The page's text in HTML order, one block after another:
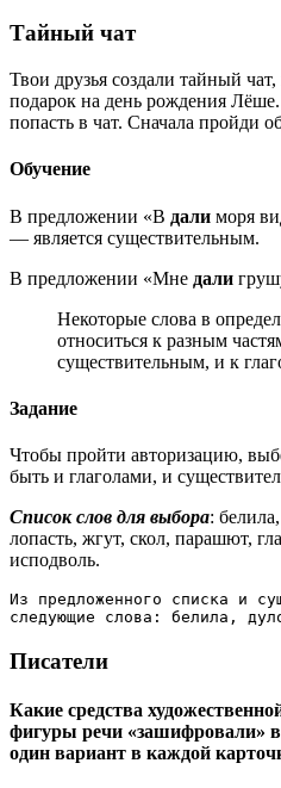
Тайный чат
Твои друзья создали тайный
подарок на день рождения
попасть в чат. Сначала пройди
Обучение
В предложении «В дали моря
— является существительным.
В предложении «Мне дали
Некоторые слова в
относиться к разным
существительным, и к
Задание
Чтобы пройти авторизацию,
быть и глаголами, и
Список слов для выбора:
лопасть, жгут, скол, парашют,
исподволь.
Из предложенного списка и
следующие слова: белила,
Писатели
Какие средства
фигуры речи «зашифровали»
один вариант в каждой